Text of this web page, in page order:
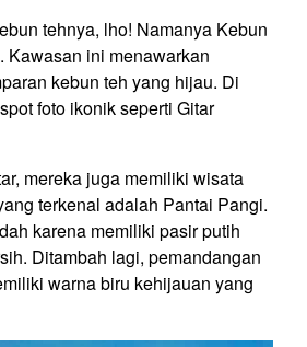
tehnya, lho! Namanya Kebun
Kawasan ini menawarkan
kebun teh yang hijau. Di
foto ikonik seperti Gitar
mereka juga memiliki wisata
terkenal adalah Pantai Pangi.
karena memiliki pasir putih
Ditambah lagi, pemandangan
warna biru kehijauan yang